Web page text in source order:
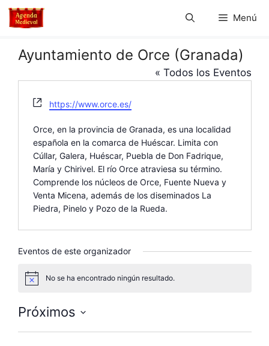
Saltar
Menú
Ayuntamiento de Orce (Granada)
« Todos los Eventos
W
b
s
i
t
e
https://www.orce.es/
Orce, en la provincia de Granada, es una localidad
española en la comarca de Huéscar. Limita con
Cúllar, Galera, Huéscar, Puebla de Don Fadrique,
María y Chirivel. El río Orce atraviesa su término.
Comprende los núcleos de Orce, Fuente Nueva y
Venta Micena, además de los diseminados La
Piedra, Pinelo y Pozo de la Rueda.
Eventos de este organizador
s
No se ha encontrado ningún resultado.
Próximos
S